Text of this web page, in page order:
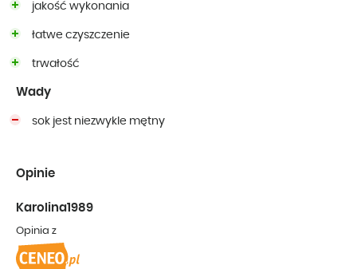
jakość wykonania
łatwe czyszczenie
trwałość
Wady
sok jest niezwykle mętny
Opinie
Karolina1989
Opinia z